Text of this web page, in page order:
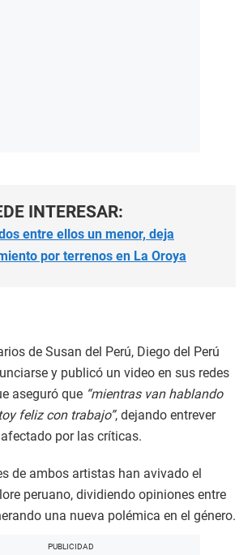
INTERESAR:
entre ellos un menor, deja
por terrenos en La Oroya
de Susan del Perú, Diego del Perú
y publicó un video en sus redes
aseguró que “mientras van hablando
feliz con trabajo”, dejando entrever
por las críticas.
de ambos artistas han avivado el
peruano, dividiendo opiniones entre
una nueva polémica en el género.